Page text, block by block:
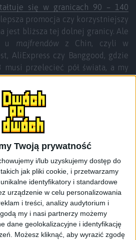
Twoją prywatność
i/lub uzyskujemy dostęp do
jak pliki cookie, i przetwarzamy
identyfikatory i standardowe
urządzenie w celu personalizowania
i treści, analizy audytorium i
my i nasi partnerzy możemy
dane geolokalizacyjne i identyfikację
Możesz kliknąć, aby wyrazić zgodę
się w granicach 90 – 140
promocja czy korzystniejszy
jest bliższa tej dolnej granicy. Ale
u majfrendówz Chin, czyli w
AliExpress czy Banggood, gdzie
musi przelecieć pół świata, a my
na paczkę. Owszem, można
jest naprawdę dobra, ale wydaje
tutaj przypadku, nie jest to
do oferty Proline, to
za 135 złotych (wcześniej była za
pisania tego tekstu cena się
uwagę fakt, że jest to wersja
i z tego co można przeczytać,
nie ma się co dwa razy
Tym bardziej, że mamy 24-
sprzedawcy i łatwy sposób na